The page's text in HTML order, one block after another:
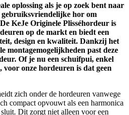
oplossing als je op zoek bent naar
gebruiksvriendelijke hor om
KeJe Originele Plisséhordeur is
op de markt en biedt een
design en kwaliteit. Dankzij het
montagemogelijkheden past deze
Of je nu een schuifpui, enkel
onze hordeuren is dat geen
zich onder de hordeuren vanwege
compact opvouwt als een harmonica
Dit zorgt niet alleen voor een